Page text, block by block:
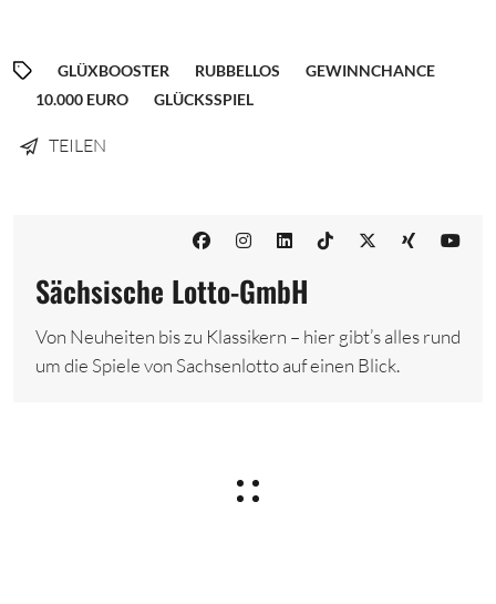
GLÜXBOOSTER RUBBELLOS
GEWINNCHANCE
10.000 EURO
GLÜCKSSPIEL
TEILEN
Sächsische Lotto-GmbH
Von Neuheiten bis zu Klassikern – hier gibt’s alles rund
um die Spiele von Sachsenlotto auf einen Blick.